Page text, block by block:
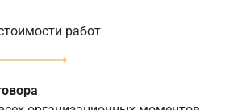
работ